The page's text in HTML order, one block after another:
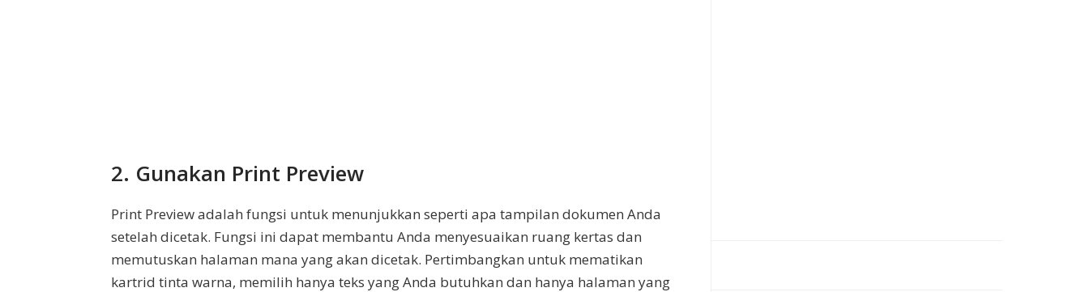
2. Gunakan Print Preview
Print Preview adalah fungsi untuk menunjukkan seperti apa tampilan dokumen Anda
setelah dicetak. Fungsi ini dapat membantu Anda menyesuaikan ruang kertas dan
memutuskan halaman mana yang akan dicetak. Pertimbangkan untuk mematikan
kartrid tinta warna, memilih hanya teks yang Anda butuhkan dan hanya halaman yang